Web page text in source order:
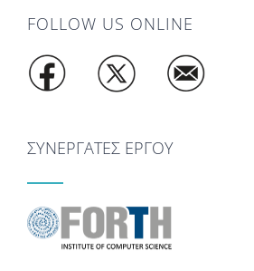
FOLLOW US ONLINE
ΣΥΝΕΡΓΑΤΕΣ ΕΡΓΟΥ